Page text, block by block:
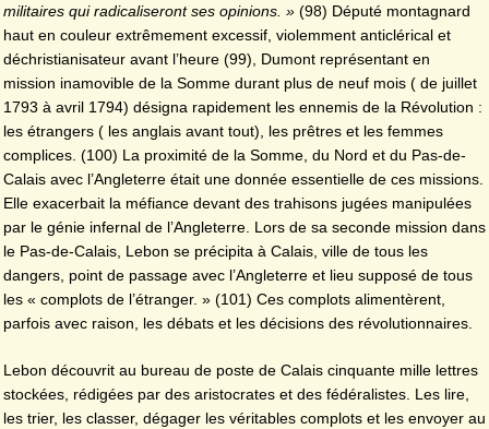
militaires qui radicaliseront ses opinions. » (98) Député montagnard
haut en couleur extrêmement excessif, violemment anticlérical et
déchristianisateur avant l’heure (99), Dumont représentant en
mission inamovible de la Somme durant plus de neuf mois ( de juillet
1793 à avril 1794) désigna rapidement les ennemis de la Révolution :
les étrangers ( les anglais avant tout), les prêtres et les femmes
complices. (100) La proximité de la Somme, du Nord et du Pas-de-
Calais avec l’Angleterre était une donnée essentielle de ces missions.
Elle exacerbait la méfiance devant des trahisons jugées manipulées
par le génie infernal de l’Angleterre. Lors de sa seconde mission dans
le Pas-de-Calais, Lebon se précipita à Calais, ville de tous les
dangers, point de passage avec l’Angleterre et lieu supposé de tous
les « complots de l’étranger. » (101) Ces complots alimentèrent,
parfois avec raison, les débats et les décisions des révolutionnaires.
Lebon découvrit au bureau de poste de Calais cinquante mille lettres
stockées, rédigées par des aristocrates et des fédéralistes. Les lire,
les trier, les classer, dégager les véritables complots et les envoyer au